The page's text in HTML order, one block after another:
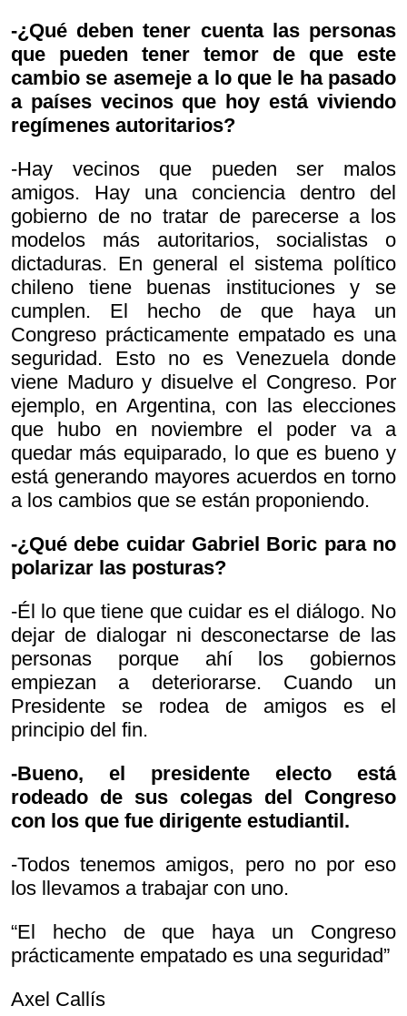
-¿Qué deben tener cuenta las personas
que pueden tener temor de que este
cambio se asemeje a lo que le ha pasado
a países vecinos que hoy está viviendo
regímenes autoritarios?
-Hay vecinos que pueden ser malos
amigos. Hay una conciencia dentro del
gobierno de no tratar de parecerse a los
modelos más autoritarios, socialistas o
dictaduras. En general el sistema político
chileno tiene buenas instituciones y se
cumplen. El hecho de que haya un
Congreso prácticamente empatado es una
seguridad. Esto no es Venezuela donde
viene Maduro y disuelve el Congreso. Por
ejemplo, en Argentina, con las elecciones
que hubo en noviembre el poder va a
quedar más equiparado, lo que es bueno y
está generando mayores acuerdos en torno
a los cambios que se están proponiendo.
-¿Qué debe cuidar Gabriel Boric para no
polarizar las posturas?
-Él lo que tiene que cuidar es el diálogo. No
dejar de dialogar ni desconectarse de las
personas porque ahí los gobiernos
empiezan a deteriorarse. Cuando un
Presidente se rodea de amigos es el
principio del fin.
-Bueno, el presidente electo está
rodeado de sus colegas del Congreso
con los que fue dirigente estudiantil.
-Todos tenemos amigos, pero no por eso
los llevamos a trabajar con uno.
“El hecho de que haya un Congreso
prácticamente empatado es una seguridad”
Axel Callís